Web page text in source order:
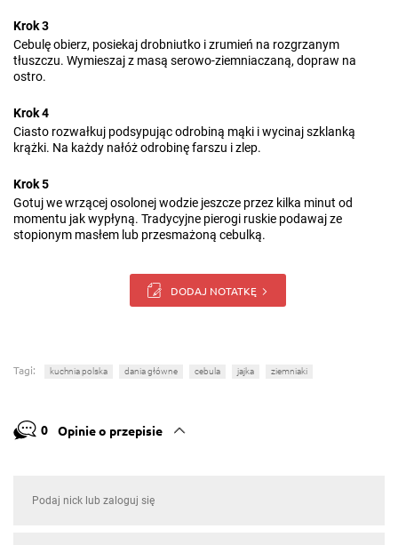
Krok 3
Cebulę obierz, posiekaj drobniutko i zrumień na rozgrzanym
tłuszczu. Wymieszaj z masą serowo-ziemniaczaną, dopraw na
ostro.
Krok 4
Ciasto rozwałkuj podsypując odrobiną mąki i wycinaj szklanką
krążki. Na każdy nałóż odrobinę farszu i zlep.
Krok 5
Gotuj we wrzącej osolonej wodzie jeszcze przez kilka minut od
momentu jak wypłyną. Tradycyjne pierogi ruskie podawaj ze
stopionym masłem lub przesmażoną cebulką.
DODAJ NOTATKĘ
Tagi: kuchnia polska dania główne cebula jajka ziemniaki
0 Opinie o przepisie